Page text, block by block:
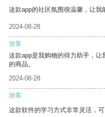
这款app的社区氛围很温馨，让我
2024-08-28
游客
这款app是我购物的得力助手，
的商品。
2024-08-28
游客
这款软件的学习方式非常灵活，